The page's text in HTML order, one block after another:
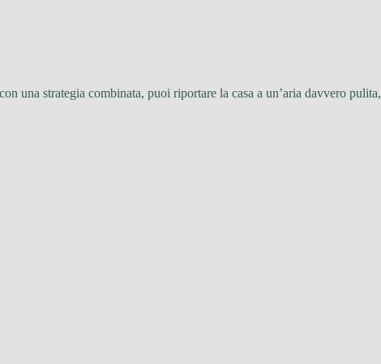
una strategia combinata, puoi riportare la casa a un’aria davvero pulita,